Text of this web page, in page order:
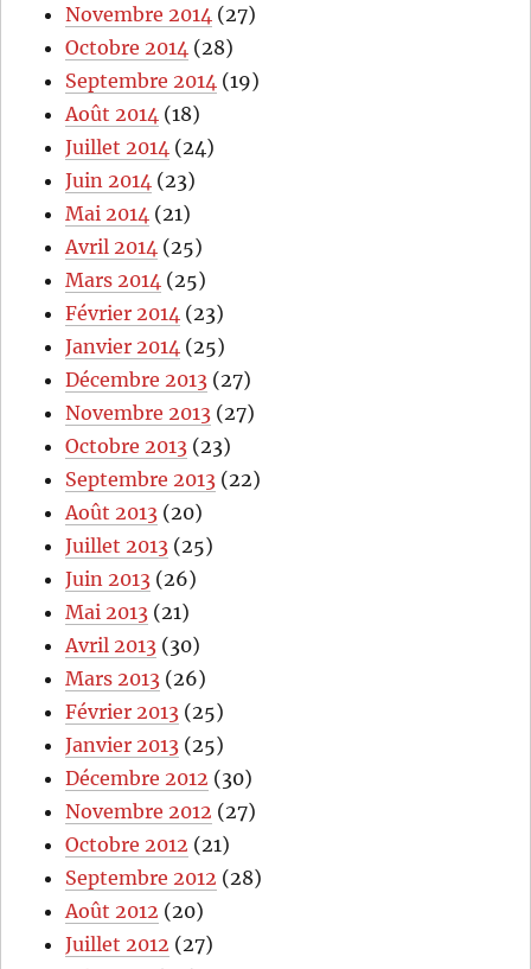
Novembre 2014 (27)
Octobre 2014 (28)
Septembre 2014 (19)
Août 2014 (18)
Juillet 2014 (24)
Juin 2014 (23)
Mai 2014 (21)
Avril 2014 (25)
Mars 2014 (25)
Février 2014 (23)
Janvier 2014 (25)
Décembre 2013 (27)
Novembre 2013 (27)
Octobre 2013 (23)
Septembre 2013 (22)
Août 2013 (20)
Juillet 2013 (25)
Juin 2013 (26)
Mai 2013 (21)
Avril 2013 (30)
Mars 2013 (26)
Février 2013 (25)
Janvier 2013 (25)
Décembre 2012 (30)
Novembre 2012 (27)
Octobre 2012 (21)
Septembre 2012 (28)
Août 2012 (20)
Juillet 2012 (27)